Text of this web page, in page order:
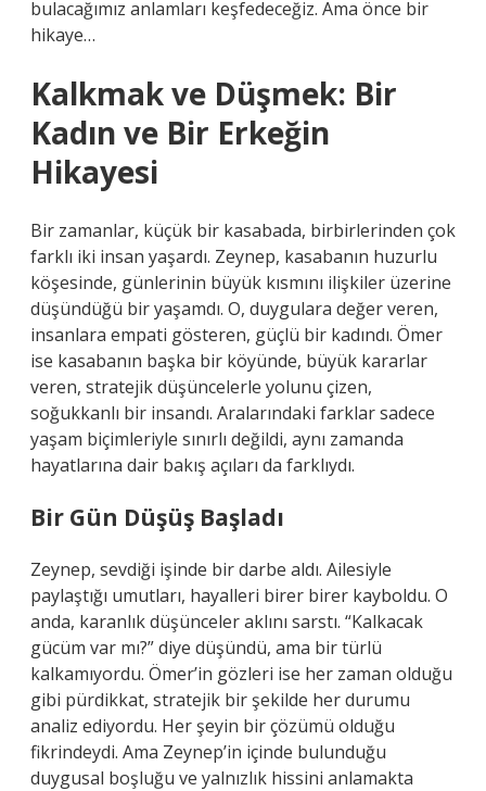
bulacağımız anlamları keşfedeceğiz. Ama önce bir
hikaye…
Kalkmak ve Düşmek: Bir
Kadın ve Bir Erkeğin
Hikayesi
Bir zamanlar, küçük bir kasabada, birbirlerinden çok
farklı iki insan yaşardı. Zeynep, kasabanın huzurlu
köşesinde, günlerinin büyük kısmını ilişkiler üzerine
düşündüğü bir yaşamdı. O, duygulara değer veren,
insanlara empati gösteren, güçlü bir kadındı. Ömer
ise kasabanın başka bir köyünde, büyük kararlar
veren, stratejik düşüncelerle yolunu çizen,
soğukkanlı bir insandı. Aralarındaki farklar sadece
yaşam biçimleriyle sınırlı değildi, aynı zamanda
hayatlarına dair bakış açıları da farklıydı.
Bir Gün Düşüş Başladı
Zeynep, sevdiği işinde bir darbe aldı. Ailesiyle
paylaştığı umutları, hayalleri birer birer kayboldu. O
anda, karanlık düşünceler aklını sarstı. “Kalkacak
gücüm var mı?” diye düşündü, ama bir türlü
kalkamıyordu. Ömer’in gözleri ise her zaman olduğu
gibi pürdikkat, stratejik bir şekilde her durumu
analiz ediyordu. Her şeyin bir çözümü olduğu
fikrindeydi. Ama Zeynep’in içinde bulunduğu
duygusal boşluğu ve yalnızlık hissini anlamakta